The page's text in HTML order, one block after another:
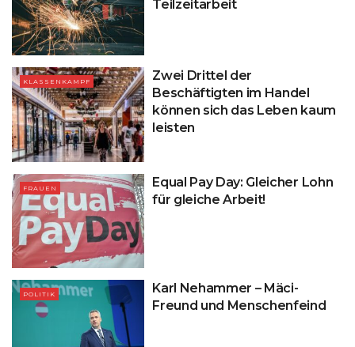
Teilzeitarbeit
KLASSENKAMPF
Zwei Drittel der
Beschäftigten im Handel
können sich das Leben kaum
leisten
FRAUEN
Equal Pay Day: Gleicher Lohn
für gleiche Arbeit!
POLITIK
Karl Nehammer – Mäci-
Freund und Menschenfeind